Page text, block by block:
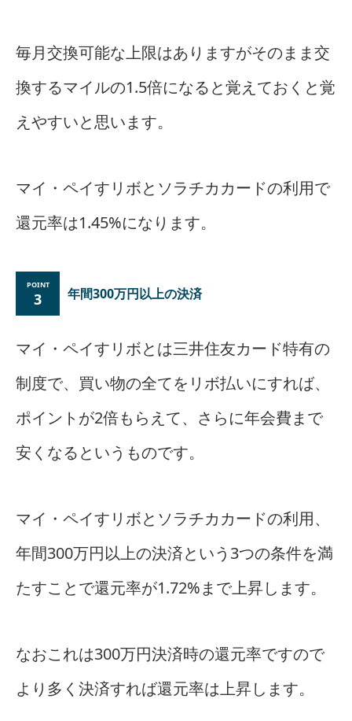
毎月交換可能な上限はありますがそのまま交
換するマイルの1.5倍になると覚えておくと覚
えやすいと思います。
マイ・ペイすリボとソラチカカードの利用で
還元率は1.45%になります。
3 年間300万円以上の決済
マイ・ペイすリボとは三井住友カード特有の
制度で、買い物の全てをリボ払いにすれば、
ポイントが2倍もらえて、さらに年会費まで
安くなるというものです。
マイ・ペイすリボとソラチカカードの利用、
年間300万円以上の決済という3つの条件を満
たすことで還元率が1.72%まで上昇します。
なおこれは300万円決済時の還元率ですので
より多く決済すれば還元率は上昇します。